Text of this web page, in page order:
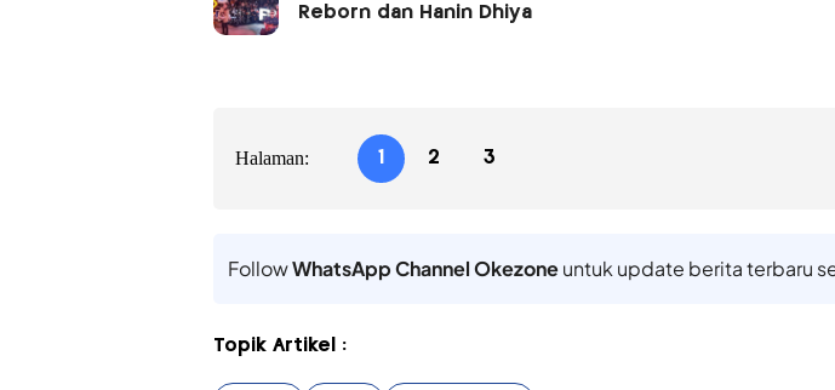
Reborn dan Hanin Dhiya
Halaman: 1 2 3
FollowWhatsApp Channel Okezoneuntuk update berita terbaru
Topik Artikel :